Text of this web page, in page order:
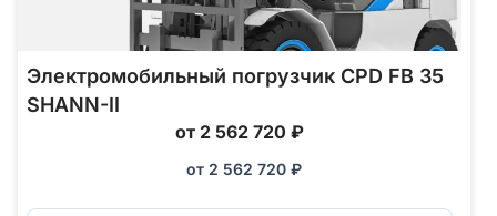
Электромобильный погрузчик CPD FB 35
SHANN-II
от 2 562 720 ₽
от 2 562 720 ₽